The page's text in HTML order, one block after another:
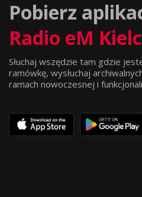
Pobierz
Radio eM
Słuchaj wszędzie tam gdzie
ramówkę, wysłuchaj
ramach nowoczesnej i